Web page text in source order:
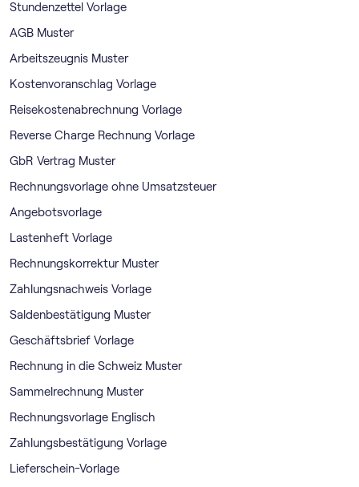
Stundenzettel Vorlage
AGB Muster
Arbeitszeugnis Muster
Kostenvoranschlag Vorlage
Reisekostenabrechnung Vorlage
Reverse Charge Rechnung Vorlage
GbR Vertrag Muster
Rechnungsvorlage ohne Umsatzsteuer
Angebotsvorlage
Lastenheft Vorlage
Rechnungskorrektur Muster
Zahlungsnachweis Vorlage
Saldenbestätigung Muster
Geschäftsbrief Vorlage
Rechnung in die Schweiz Muster
Sammelrechnung Muster
Rechnungsvorlage Englisch
Zahlungsbestätigung Vorlage
Lieferschein-Vorlage